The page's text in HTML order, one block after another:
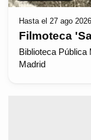
Hasta el 27 ago 2026
Filmoteca
Biblioteca
Madrid